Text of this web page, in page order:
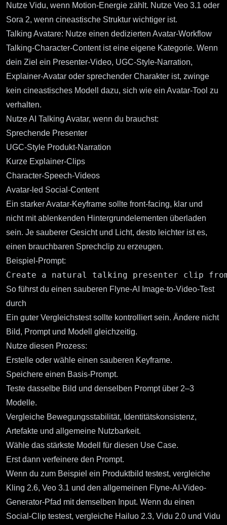
Nutze Vidu, wenn Motion-Energie zählt. Nutze Veo 3.1 oder
Sora 2, wenn cineastische Struktur wichtiger ist.
Talking Avatare: Nutze einen dedizierten Avatar-Workflow
Talking-Character-Content ist eine eigene Kategorie. Wenn
dein Ziel ein Presenter-Video, UGC-Style-Narration,
Explainer-Avatar oder sprechender Charakter ist, zwinge
kein cineastisches Modell dazu, sich wie ein Avatar-Tool zu
verhalten.
NutzeAI Talking Avatar, wenn du brauchst:
Sprechende Presenter
UGC-Style Produkt-Narration
Kurze Explainer-Clips
Character-Speech-Videos
Avatar-led Social-Content
Ein starker Avatar-Keyframe sollte front-facing, klar und
nicht mit ablenkenden Hintergrundelementen überladen
sein. Je sauberer Gesicht und Licht, desto leichter ist es,
einen brauchbaren Sprechclip zu erzeugen.
Beispiel-Prompt:
So führst du einen sauberen Flyne-AI Image-to-Video-Test
durch
Ein guter Vergleichstest sollte kontrolliert sein. Ändere nicht
Bild, Prompt und Modell gleichzeitig.
Nutze diesen Prozess:
Erstelle oder wähle einen sauberen Keyframe.
Speichere einen Basis-Prompt.
Teste dasselbe Bild und denselben Prompt über 2–3
Modelle.
Vergleiche Bewegungsstabilität, Identitätskonsistenz,
Artefakte und allgemeine Nutzbarkeit.
Wähle das stärkste Modell für diesen Use Case.
Erst dann verfeinere den Prompt.
Wenn du zum Beispiel ein Produktbild testest, vergleiche
Kling 2.6, Veo 3.1 und den allgemeinen Flyne-AI-Video-
Generator-Pfad mit demselben Input. Wenn du einen
Social-Clip testest, vergleiche Hailuo 2.3, Vidu 2.0 und Vidu